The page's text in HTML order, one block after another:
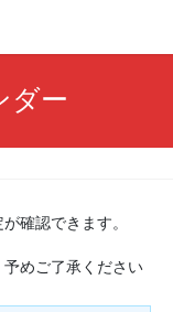
ダー
確認できます。
めご了承ください